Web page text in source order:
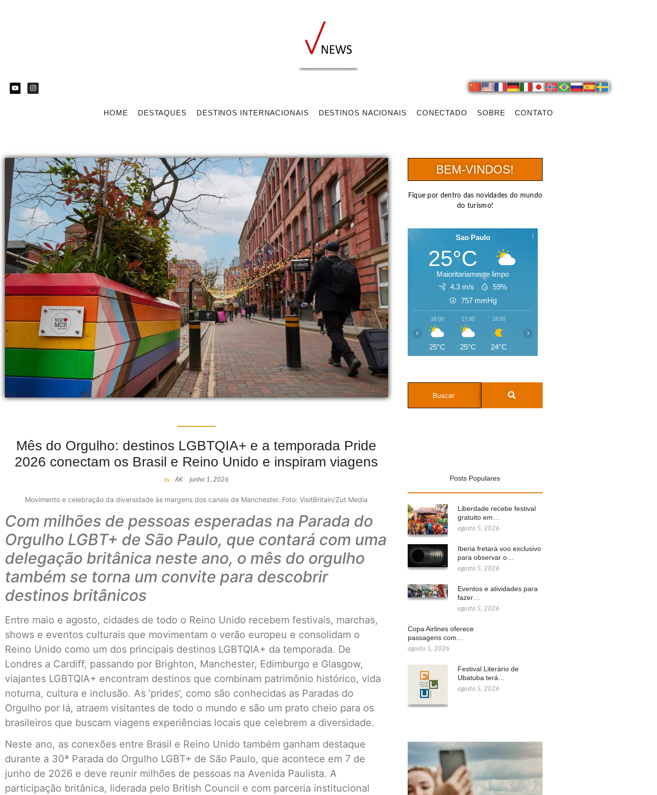
HOME DESTAQUES DESTINOS INTERNACIONAIS DESTINOS NACIONAIS CONECTADO SOBRE CONTATO
Mês do Orgulho: destinos LGBTQIA+ e a temporada Pride
2026 conectam os Brasil e Reino Unido e inspiram viagens
by AK- junho 1, 2026
Movimento e celebração da diversidade às margens dos canais de Manchester. Foto: VisitBritain/Zut Media
Com milhões de pessoas esperadas na Parada do
Orgulho LGBT+ de São Paulo, que contará com uma
delegação britânica neste ano, o mês do orgulho
também se torna um convite para descobrir
destinos britânicos
Entre maio e agosto, cidades de todo o Reino Unido recebem festivais, marchas,
shows e eventos culturais que movimentam o verão europeu e consolidam o
Reino Unido como um dos principais destinos LGBTQIA+ da temporada. De
Londres a Cardiff, passando por Brighton, Manchester, Edimburgo e Glasgow,
viajantes LGBTQIA+ encontram destinos que combinam patrimônio histórico, vida
noturna, cultura e inclusão. As ‘prides’, como são conhecidas as Paradas do
Orgulho por lá, atraem visitantes de todo o mundo e são um prato cheio para os
brasileiros que buscam viagens experiências locais que celebrem a diversidade.
Neste ano, as conexões entre Brasil e Reino Unido também ganham destaque
durante a 30ª Parada do Orgulho LGBT+ de São Paulo, que acontece em 7 de
junho de 2026 e deve reunir milhões de pessoas na Avenida Paulista. A
participação britânica, liderada pelo British Council e com parceria institucional
BEM-VINDOS!
Fique por dentro das novidades do mundo
do turismo!
Sao Paulo
25°C
Maioritariamente limpo
4.3 m/s
59%
757 mmHg
16:00
25°C
17:00
25°C
18:00
24°C
‹ ›
Posts Populares
Liberdade recebe festival
gratuito em…
agosto 5, 2026
Iberia fretará voo exclusivo
para observar o…
agosto 5, 2026
Eventos e atividades para
fazer…
agosto 5, 2026
Copa Airlines oferece
passagens com…
agosto 5, 2026
Festival Literário de
Ubatuba terá…
agosto 5, 2026